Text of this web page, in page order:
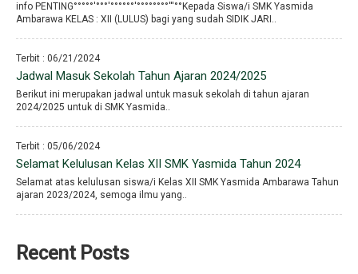
info PENTING°°°°°′°°°′°°°°°°′°°°°°°°°′′′°°Kepada Siswa/i SMK Yasmida
Ambarawa KELAS : XII (LULUS) bagi yang sudah SIDIK JARI..
Terbit : 06/21/2024
Jadwal Masuk Sekolah Tahun Ajaran 2024/2025
Berikut ini merupakan jadwal untuk masuk sekolah di tahun ajaran
2024/2025 untuk di SMK Yasmida..
Terbit : 05/06/2024
Selamat Kelulusan Kelas XII SMK Yasmida Tahun 2024
Selamat atas kelulusan siswa/i Kelas XII SMK Yasmida Ambarawa Tahun
ajaran 2023/2024, semoga ilmu yang..
Recent Posts